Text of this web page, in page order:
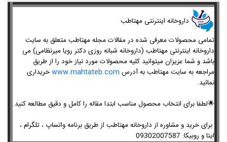
​داروخانه اینترنتی مهتاطب
تمامی محصولات معرفی شده در مقالات مجله مهتاطب متعلق به سایت
داروخانه اینترنتی مهتاطب (داروخانه شبانه روزی دکتر رویا میرنظامی) می
باشد و شما عزیزان میتوانید کلیه محصولات مورد نیاز خود را از طریق
مراجعه به سایت مهتاطب به آدرس www.mahtateb.comخریداری
نمائید.
🌟لطفا برای انتخاب محصول مناسب ابتدا مقاله را کامل و دقیق مطالعه کنید.
برای خرید و مشاوره از داروخانه مهتاطب از طریق برنامه واتساپ ، تلگرام ،
ایتا و روبیکا:
09302007587